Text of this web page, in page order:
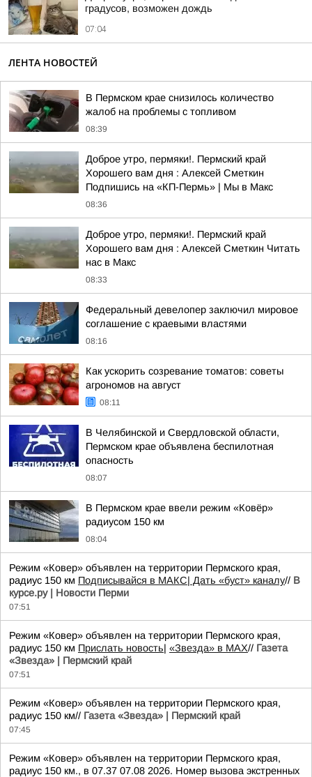
градусов, возможен дождь
07:04
ЛЕНТА НОВОСТЕЙ
В Пермском крае снизилось количество
жалоб на проблемы с топливом
08:39
Доброе утро, пермяки!. Пермский край
Хорошего вам дня : Алексей Сметкин
Подпишись на «КП-Пермь» | Мы в Maкс
08:36
Доброе утро, пермяки!. Пермский край
Хорошего вам дня : Алексей Сметкин Читать
нас в Макс
08:33
Федеральный девелопер заключил мировое
соглашение с краевыми властями
08:16
Как ускорить созревание томатов: советы
агрономов на август
08:11
В Челябинской и Свердловской области,
Пермском крае объявлена беспилотная
опасность
08:07
В Пермском крае ввели режим «Ковёр»
радиусом 150 км
08:04
Режим «Ковер» объявлен на территории Пермского края,
радиус 150 км Подписывайся в МАКС| Дать «буст» каналу// В
курсе.ру | Новости Перми
07:51
Режим «Ковер» объявлен на территории Пермского края,
радиус 150 км Прислать новость| «Звезда» в MAX// Газета
«Звезда» | Пермский край
07:51
Режим «Ковер» объявлен на территории Пермского края,
радиус 150 км// Газета «Звезда» | Пермский край
07:45
Режим «Ковер» объявлен на территории Пермского края,
радиус 150 км., в 07.37 07.08 2026. Номер вызова экстренных